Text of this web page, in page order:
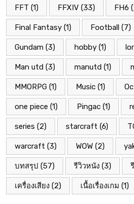
FFT (1) FFXIV (33) FH6
Final Fantasy (1) Football (7)
Gundam (3) hobby (1)
Man utd (3) manutd (1)
MMORPG (1) Music (1)
one piece (1) Pingac (1)
series (2) starcraft (6)
warcraft (3) WOW (2)
บทสรุป (57) รีวิวหนัง (3)
เครื่องเสียง (2) เนื้อเรื่องเกม (1)